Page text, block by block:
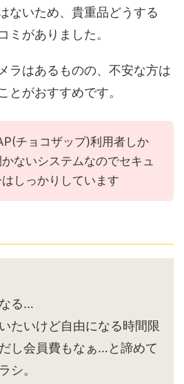
ないため、貴重品どうする
ミがありました。
ラはあるものの、不安な方は
とがおすすめです。
チョコザップ)利用者しか
かないシステムなのでセキュ
はしっかりしています
る…
たいけど自由になる時間限
し会員費もなぁ…と諦めて
シ。